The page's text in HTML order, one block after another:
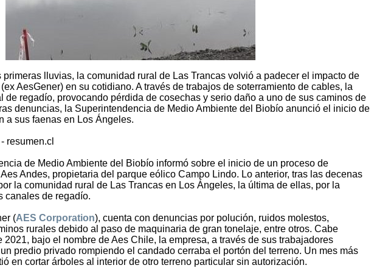
lluvias, la comunidad rural de Las Trancas volvió a padecer el impacto de
AesGener) en su cotidiano. A través de trabajos de soterramiento de cables, la
de regadío, provocando pérdida de cosechas y serio daño a uno de sus caminos de
denuncias, la Superintendencia de Medio Ambiente del Biobío anunció el inicio de
a sus faenas en Los Ángeles.
- resumen.cl
de Medio Ambiente del Biobío informó sobre el inicio de un proceso de
Andes, propietaria del parque eólico Campo Lindo. Lo anterior, tras las decenas
la comunidad rural de Las Trancas en Los Ángeles, la última de ellas, por la
canales de regadío.
(AES Corporation), cuenta con denuncias por polución, ruidos molestos,
rurales debido al paso de maquinaria de gran tonelaje, entre otros. Cabe
2021, bajo el nombre de Aes Chile, la empresa, a través de sus trabajadores
predio privado rompiendo el candado cerraba el portón del terreno. Un mes más
en cortar árboles al interior de otro terreno particular sin autorización.